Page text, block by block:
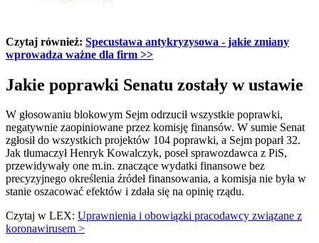
Czytaj również: Specustawa antykryzysowa - jakie zmiany
wprowadza ważne dla firm >>
Jakie poprawki Senatu zostały w ustawie
W głosowaniu blokowym Sejm odrzucił wszystkie poprawki,
negatywnie zaopiniowane przez komisję finansów. W sumie Senat
zgłosił do wszystkich projektów 104 poprawki, a Sejm poparł 32.
Jak tłumaczył Henryk Kowalczyk, poseł sprawozdawca z PiS,
przewidywały one m.in. znaczące wydatki finansowe bez
precyzyjnego określenia źródeł finansowania, a komisja nie była w
stanie oszacować efektów i zdała się na opinię rządu.
Czytaj w LEX: Uprawnienia i obowiązki pracodawcy związane z
koronawirusem >